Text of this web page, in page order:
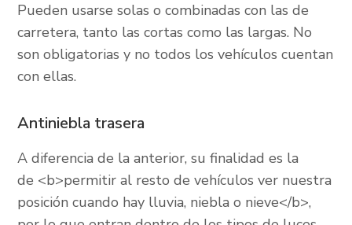
Pueden usarse solas o combinadas con las de
carretera, tanto las cortas como las largas. No
son obligatorias y no todos los vehículos cuentan
con ellas.
Antiniebla trasera
A diferencia de la anterior, su finalidad es la
de <b>permitir al resto de vehículos ver nuestra
posición cuando hay lluvia, niebla o nieve</b>,